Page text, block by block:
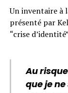
Un inventaire à
présenté par
“crise
Au
que je